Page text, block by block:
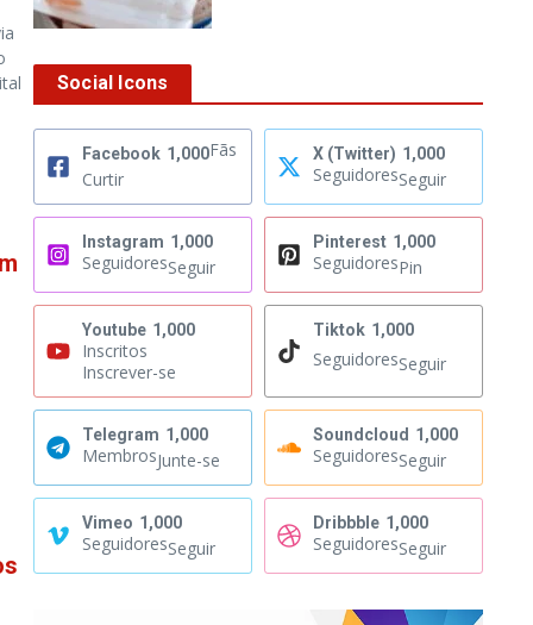
Social Icons
Facebook 1,000Fãs
Curtir
X (Twitter) 1,000
SeguidoresSeguir
Instagram 1,000
SeguidoresSeguir
Pinterest 1,000
SeguidoresPin
Youtube 1,000
Inscritos
Inscrever-se
Tiktok 1,000
SeguidoresSeguir
Telegram 1,000
MembrosJunte-se
Soundcloud 1,000
SeguidoresSeguir
Vimeo 1,000
SeguidoresSeguir
Dribbble 1,000
SeguidoresSeguir